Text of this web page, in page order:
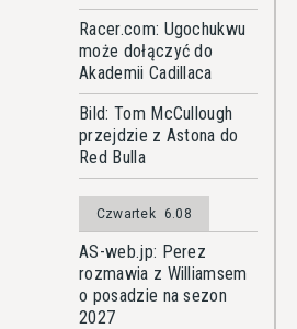
Racer.com: Ugochukwu
może dołączyć do
Akademii Cadillaca
Bild: Tom McCullough
przejdzie z Astona do
Red Bulla
Czwartek 6.08
AS-web.jp: Perez
rozmawia z Williamsem
o posadzie na sezon
2027